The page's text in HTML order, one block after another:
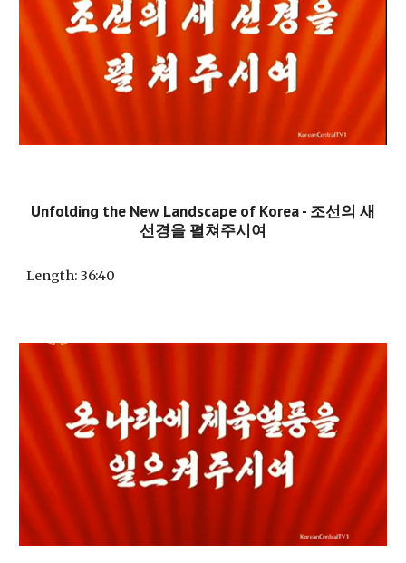
Unfolding the New Landscape of Korea - 조선의 새
선경을 펼쳐주시여
Length: 36:40